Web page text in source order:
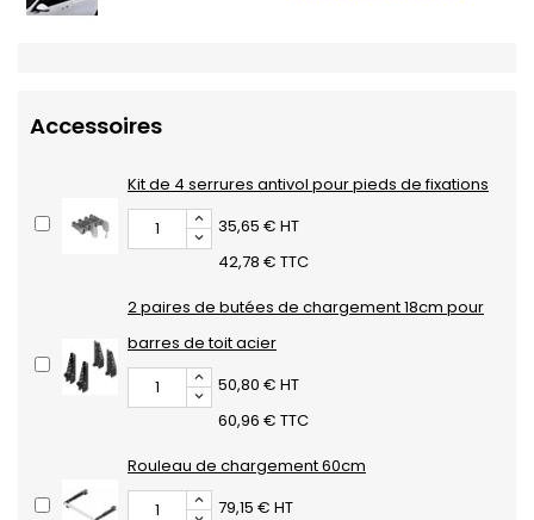
Accessoires
Kit de 4 serrures antivol pour pieds de fixations
35,65 € HT
42,78 € TTC
2 paires de butées de chargement 18cm pour
barres de toit acier
50,80 € HT
60,96 € TTC
Rouleau de chargement 60cm
79,15 € HT